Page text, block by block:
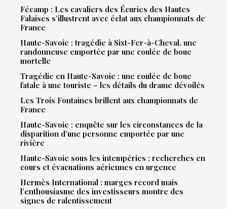
Fécamp : Les cavaliers des Écuries des Hautes
Falaises s’illustrent avec éclat aux championnats de
France
Haute-Savoie : tragédie à Sixt-Fer-à-Cheval, une
randonneuse emportée par une coulée de boue
mortelle
Tragédie en Haute-Savoie : une coulée de boue
fatale à une touriste – les détails du drame dévoilés
Les Trois Fontaines brillent aux championnats de
France
Haute-Savoie : enquête sur les circonstances de la
disparition d’une personne emportée par une
rivière
Haute-Savoie sous les intempéries : recherches en
cours et évacuations aériennes en urgence
Hermès International : marges record mais
l’enthousiasme des investisseurs montre des
signes de ralentissement